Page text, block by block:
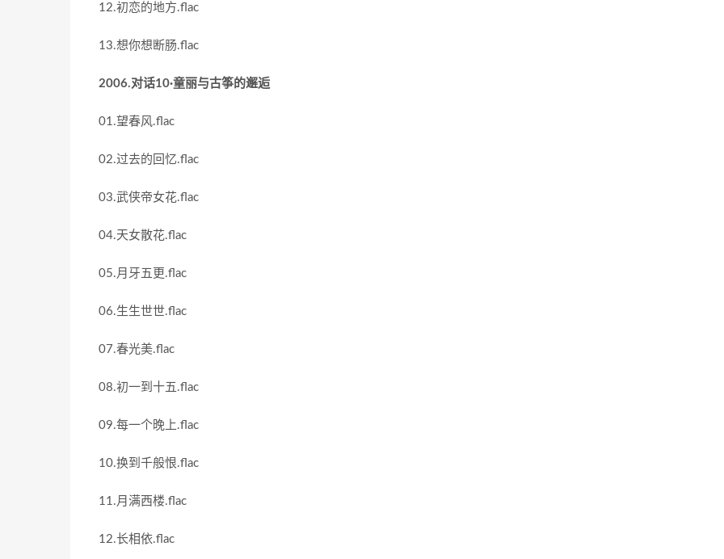
12.初恋的地方.flac
13.想你想断肠.flac
2006.对话10·童丽与古筝的邂逅
01.望春风.flac
02.过去的回忆.flac
03.武侠帝女花.flac
04.天女散花.flac
05.月牙五更.flac
06.生生世世.flac
07.春光美.flac
08.初一到十五.flac
09.每一个晚上.flac
10.换到千般恨.flac
11.月满西楼.flac
12.长相依.flac